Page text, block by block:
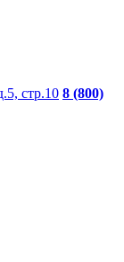
стр.10 8 (800)